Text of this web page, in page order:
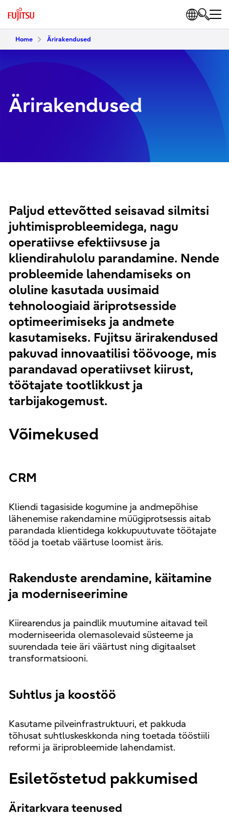
Home Ärirakendused
Ärirakendused
Paljud ettevõtted seisavad silmitsi
juhtimisprobleemidega, nagu
operatiivse efektiivsuse ja
kliendirahulolu parandamine. Nende
probleemide lahendamiseks on
oluline kasutada uusimaid
tehnoloogiaid äriprotsesside
optimeerimiseks ja andmete
kasutamiseks. Fujitsu ärirakendused
pakuvad innovaatilisi töövooge, mis
parandavad operatiivset kiirust,
töötajate tootlikkust ja
tarbijakogemust.
Võimekused
CRM
Kliendi tagasiside kogumine ja andmepõhise
lähenemise rakendamine müügiprotsessis aitab
parandada klientidega kokkupuutuvate töötajate
tööd ja toetab väärtuse loomist äris.
Rakenduste arendamine, käitamine
ja moderniseerimine
Kiirearendus ja paindlik muutumine aitavad teil
moderniseerida olemasolevaid süsteeme ja
suurendada teie äri väärtust ning digitaalset
transformatsiooni.
Suhtlus ja koostöö
Kasutame pilveinfrastruktuuri, et pakkuda
tõhusat suhtluskeskkonda ning toetada tööstiili
reformi ja äriprobleemide lahendamist.
Esiletõstetud pakkumised
Äritarkvara teenused